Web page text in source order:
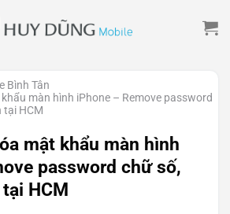
Bình Tân
màn hình iPhone – Remove password
tại HCM
mật khẩu màn hình
password chữ số,
HCM